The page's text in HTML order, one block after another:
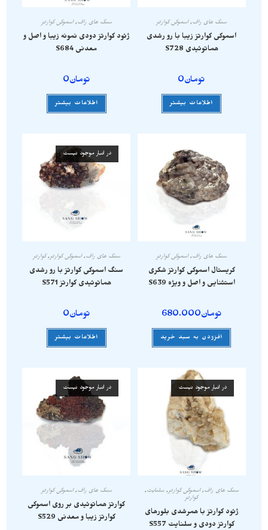
سنگ های راف,اسموکی کوارتز
اسموکی کوارتز زیبا با رو رشدی
هماتوئیدی S728
تومان0
اطلاعات بیشتر
سنگ های راف,اسموکی کوارتز
ژئود کوارتز دودی نمونه زیبا و اصل و
معدنی S684
تومان0
اطلاعات بیشتر
سنگ های راف,اسموکی کوارتز
کریستال اسموکی کوارتز شکری
استثنایی و اصل و ویژه S639
تومان680.000
افزودن به سبد خرید
در انبار موجود نیست
سنگ های راف,اسموکی کوارتز,کوارتز
سنگ اسموکی کوارتز با رو رشدی
هماتوئیدی کوارتز S571
تومان0
اطلاعات بیشتر
در انبار موجود نیست
سنگ های راف,اسموکی کوارتز,سلنایت,
کوارتز
ژئود کوارتز با همرشدی بلورهای
کوارتز دودی و سلنایت S557
در انبار موجود نیست
سنگ های راف,اسموکی کوارتز
کوارتز هماتوئیدی بر روی اسموکی
کوارتز زیبا و معدنی S529